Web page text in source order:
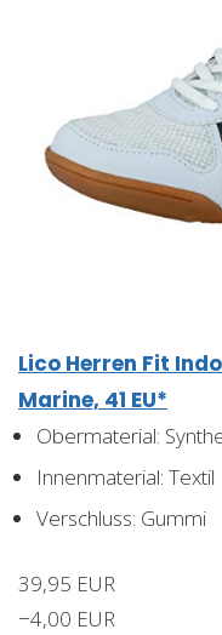
Lico Herren Fit
Marine, 41 EU*
Obermaterial:
Innenmaterial: Textil
Verschluss: Gummi
39,95 EUR
−4,00 EUR